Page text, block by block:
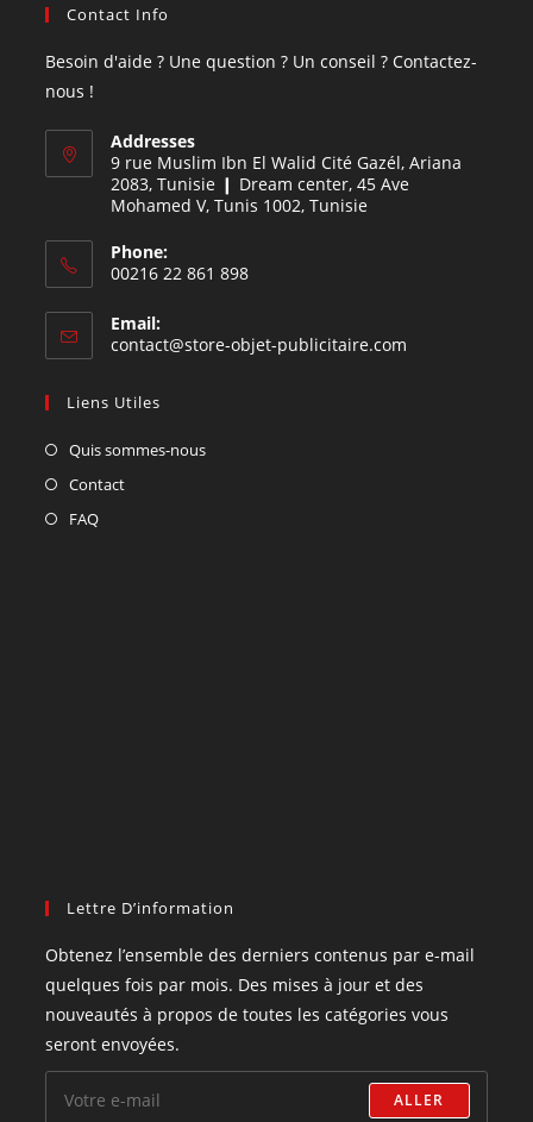
Contact Info
Besoin d'aide ? Une question ? Un conseil ? Contactez-
nous !
Addresses
9 rue Muslim Ibn El Walid Cité Gazél, Ariana
2083, Tunisie ❙ Dream center, 45 Ave
Mohamed V, Tunis 1002, Tunisie
Phone:
00216 22 861 898
Email:
contact@store-objet-publicitaire.com
Liens Utiles
Quis sommes-nous
Contact
FAQ
Lettre D’information
Obtenez l’ensemble des derniers contenus par e-mail
quelques fois par mois. Des mises à jour et des
nouveautés à propos de toutes les catégories vous
seront envoyées.
ALLER